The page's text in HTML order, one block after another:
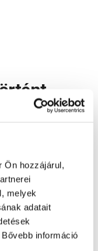
Ön hozzájárul,
melyek
adatait
információ